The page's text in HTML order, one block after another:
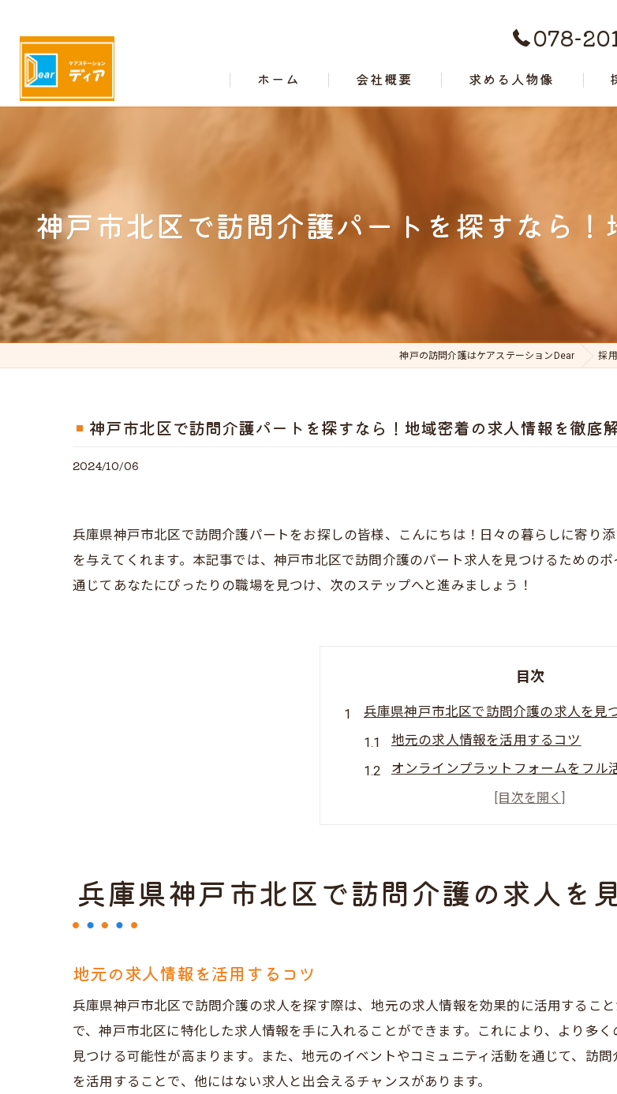
078-
ホーム 会社概要 求める人物像
神戸市北区で訪問介護パートを探すなら
神戸の訪問介護はケアステーションDear 採
神戸市北区で訪問介護パートを探すなら！地域密着の求人情報を徹底
2024/10/06
兵庫県神戸市北区で訪問介護パートをお探しの皆様、こんにちは！日々の暮らしに寄り
を与えてくれます。本記事では、神戸市北区で訪問介護のパート求人を見つけるための
通じてあなたにぴったりの職場を見つけ、次のステップへと進みましょう！
目次
兵庫県神戸市北区で訪問介護の求人を見
地元の求人情報を活用するコツ
オンラインプラットフォームをフル
ネットワークを通じて求人を探す
地元のハローワークを訪問しよう
訪問介護求人探し神戸市北区の地域性を
地域密着型の訪問介護事業者の特徴
地域イベントを利用して求人を知る
神戸市北区の福祉支援ネットワーク
地域の高齢者支援ニーズを知る
兵庫県神戸市北区で訪問介護の求人を
地元の求人情報を活用するコツ
兵庫県神戸市北区で訪問介護の求人を探す際は、地元の求人情報を効果的に活用するこ
で、神戸市北区に特化した求人情報を手に入れることができます。これにより、より多
見つける可能性が高まります。また、地元のイベントやコミュニティ活動を通じて、訪
を活用することで、他にはない求人と出会えるチャンスがあります。